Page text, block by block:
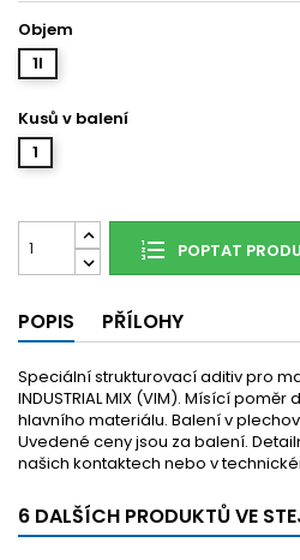
Objem
1l
Kusů v balení
1
POPTAT
POPIS PŘÍLOHY
Speciální strukturovací aditiv pro
INDUSTRIAL MIX (VIM). Mísící
hlavního materiálu. Balení v
Uvedené ceny jsou za balení.
našich kontaktech nebo v
6 DALŠÍCH PRODUKTŮ VE